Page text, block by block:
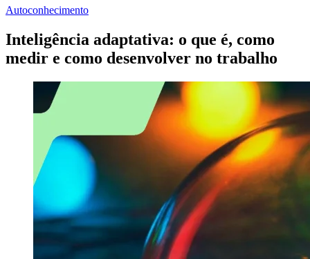
Autoconhecimento
Inteligência adaptativa: o que é, como
medir e como desenvolver no trabalho